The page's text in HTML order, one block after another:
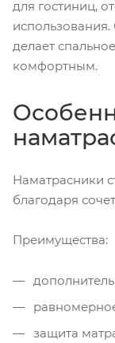
для гостиниц,
делает
комфортным.
Наматрасники
благодаря
Преимущества:
защита